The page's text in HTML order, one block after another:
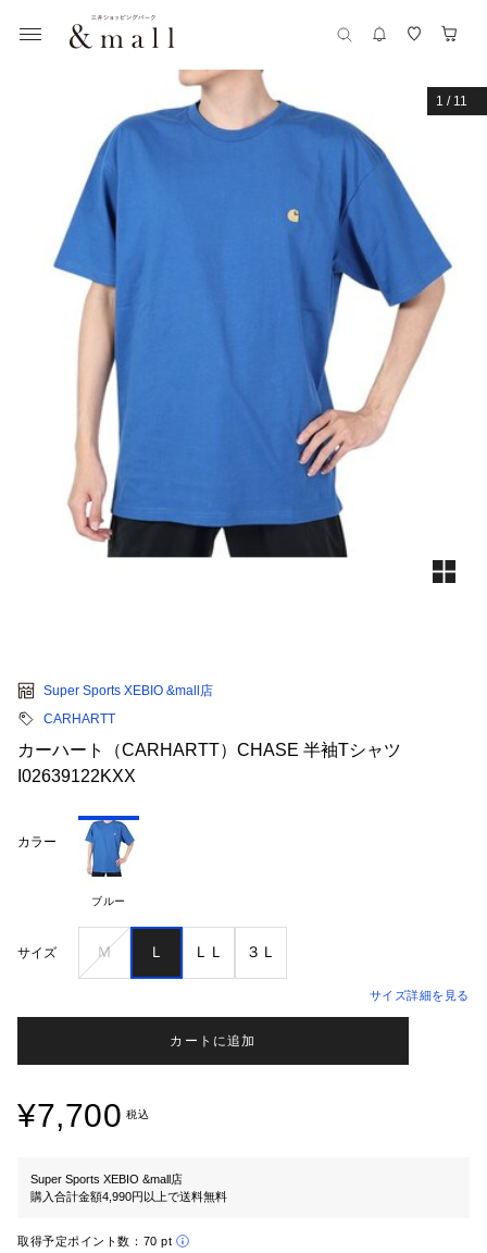
1 / 11
Super Sports XEBIO &mall店
CARHARTT
カーハート（CARHARTT）CHASE 半袖Tシャツ
I02639122KXX
カラー
ブルー
サイズ Ｍ Ｌ ＬＬ ３Ｌ
サイズ詳細を見る
カートに追加
¥7,700 税込
Super Sports XEBIO &mall店
購入合計金額4,990円以上で送料無料
取得予定ポイント数： 70 pt